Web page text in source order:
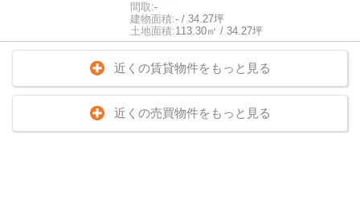
間取:-
建物面積:- / 34.27坪
土地面積:113.30㎡ / 34.27坪
近くの賃貸物件をもっと見る
近くの売買物件をもっと見る